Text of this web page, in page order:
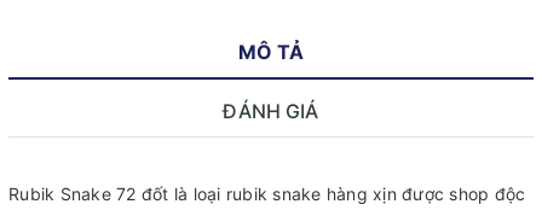
MÔ TẢ
ĐÁNH GIÁ
Rubik Snake 72 đốt là loại rubik snake hàng xịn được shop độc